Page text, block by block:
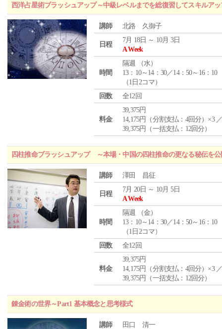
西洋占星術ブラッシュアップ～中級レベルまでを総復習してスキルア
講師 北路 久御子
日程
7月 18日 ～ 10月 3日
A Week
時間
隔週 （水）
13：10～14：30／14：50～16：10
（1日2コマ）
回数
全12回
料金
39,375円
14,175円（分割支払：4回分）×3
39,375円（一括支払：12回分）
四柱推命ブラッシュアップ ～本場・中国の四柱推命の更なる秘伝を
講師 澤田 昌征
日程
7月 20日 ～ 10月 5日
A Week
時間
隔週 （金）
13：10～14：30／14：50～16：10
（1日2コマ）
回数
全12回
料金
39,375円
14,175円（分割支払：4回分）×3
39,375円（一括支払：12回分）
錬金術の世界～Part1 基本概念と思考様式
講師 田口 清一